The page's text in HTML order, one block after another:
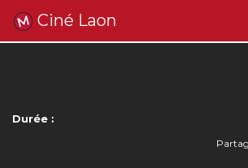
Ciné Laon
Durée :